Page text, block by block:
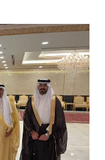
سيل الخير يروي